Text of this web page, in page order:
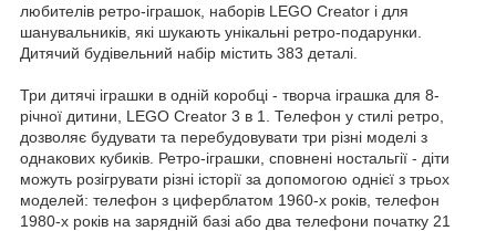
любителів ретро-іграшок, наборів LEGO Creator і для
шанувальників, які шукають унікальні ретро-подарунки.
Дитячий будівельний набір містить 383 деталі.
Три дитячі іграшки в одній коробці - творча іграшка для 8-
річної дитини, LEGO Creator 3 в 1. Телефон у стилі ретро, ​​
дозволяє будувати та перебудовувати три різні моделі з
однакових кубиків. Ретро-іграшки, сповнені ностальгії - діти
можуть розігрувати різні історії за допомогою однієї з трьох
моделей: телефон з циферблатом 1960-х років, телефон
1980-х років на зарядній базі або два телефони початку 21